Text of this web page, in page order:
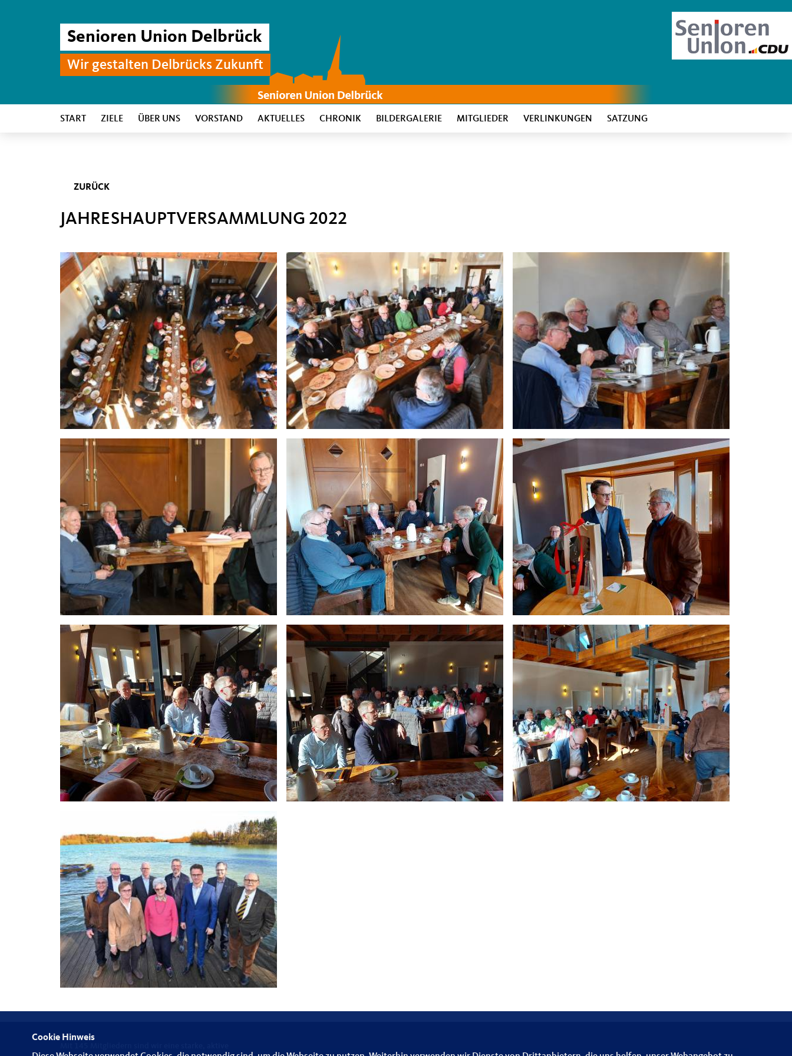
Senioren Union Delbrück
Wir gestalten Delbrücks Zukunft
START ZIELE ÜBER UNS VORSTAND AKTUELLES CHRONIK BILDERGALERIE MITGLIEDER VERLINKUNGEN SATZUNG
ZURÜCK
JAHRESHAUPTVERSAMMLUNG 2022
Cookie Hinweis